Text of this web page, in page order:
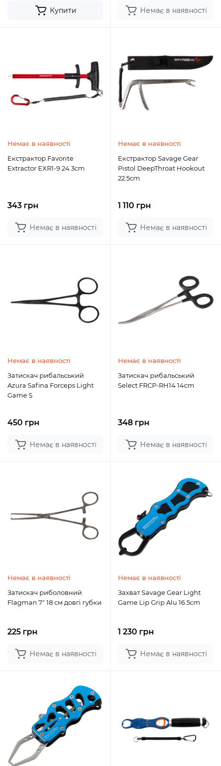
Купити Немає в наявності
Немає в наявності
Екстрактор Favorite
Extractor EXR1-9 24.3cm
343 грн
Немає в наявності
Немає в наявності
Екстрактор Savage Gear
Pistol DeepThroat Hookout
22.5cm
1 110 грн
Немає в наявності
Немає в наявності
Затискач рибальський
Azura Safina Forceps Light
Game S
450 грн
Немає в наявності
Немає в наявності
Затискач рибальський
Select FRCP-RH14 14cm
348 грн
Немає в наявності
Немає в наявності
Затискач риболовний
Flagman 7" 18 см довгі губки
225 грн
Немає в наявності
Немає в наявності
Захват Savage Gear Light
Game Lip Grip Alu 16.5cm
1 230 грн
Немає в наявності